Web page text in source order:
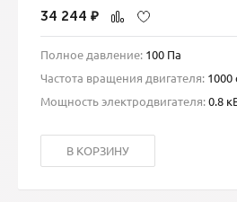
34 244 ₽
Полное давление: 100 Па
Частота вращения двигателя:
Мощность электродвигателя:0.8
В КОРЗИНУ